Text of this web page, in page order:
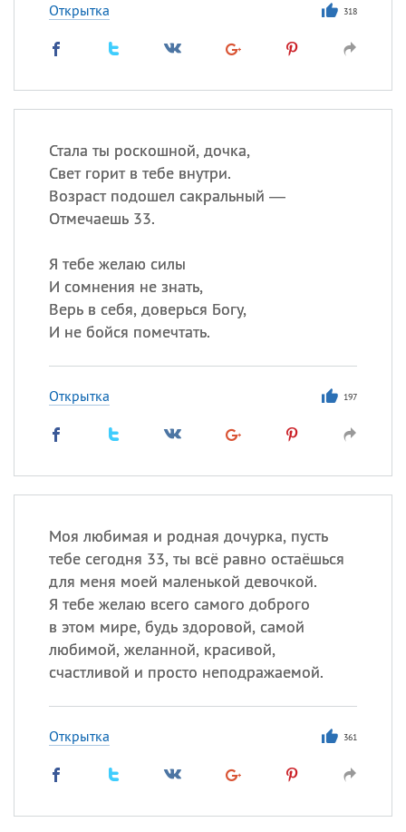
Открытка 318
Стала ты роскошной, дочка,
Свет горит в тебе внутри.
Возраст подошел сакральный —
Отмечаешь 33.
Я тебе желаю силы
И сомнения не знать,
Верь в себя, доверься Богу,
И не бойся помечтать.
Открытка 197
Моя любимая и родная дочурка, пусть
тебе сегодня 33, ты всё равно остаёшься
для меня моей маленькой девочкой.
Я тебе желаю всего самого доброго
в этом мире, будь здоровой, самой
любимой, желанной, красивой,
счастливой и просто неподражаемой.
Открытка 361